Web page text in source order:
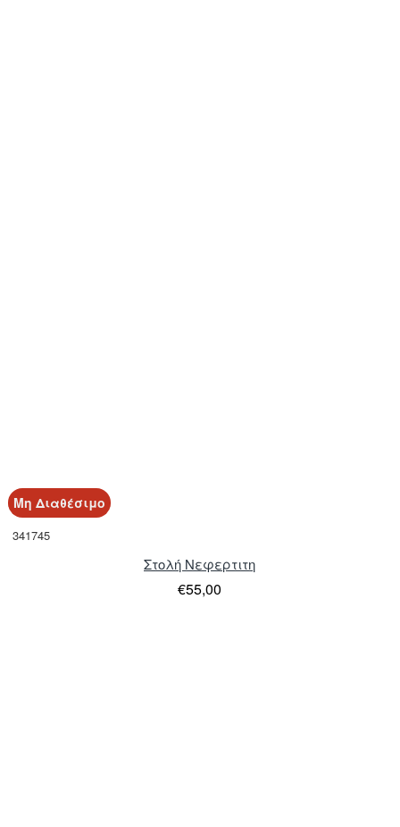
Μη Διαθέσιμο
341745
Στολή Νεφερτιτη
€55,00